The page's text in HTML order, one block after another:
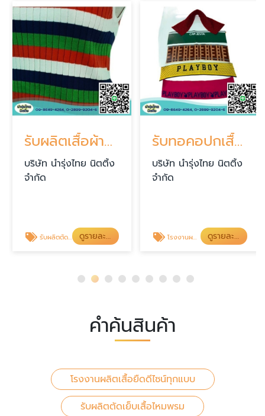
รับผลิตเสื้อผ้ายืด เสื้อไหมพรม ตามออเดอร์ บางบอน
บริษัท นำรุ่งไทย นิตติ้ง
จำกัด
รับผลิตตัดเย็บเสื้อไหมพรม ดูรายละเอียด
รับทอคอปกเสื้อโปโล ทอขอบแขนเสื้อ ทอชายเสื้อ
บริษัท นำรุ่งไทย นิตติ้ง
จำกัด
โรงงานผลิตเสื้อคลุมไหมพรม ดูรายละเอียด
คำค้นสินค้า
โรงงานผลิตเสื้อยืดดีไซน์ทุกแบบ
รับผลิตตัดเย็บเสื้อไหมพรม